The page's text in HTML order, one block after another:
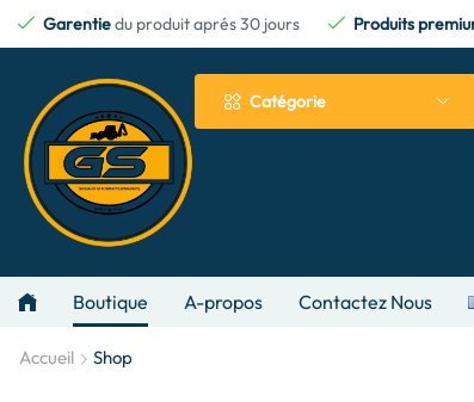
Garentiedu produit aprés 30 jours Produits
Catégorie
Boutique A-propos Contactez Nous
Accueil Shop